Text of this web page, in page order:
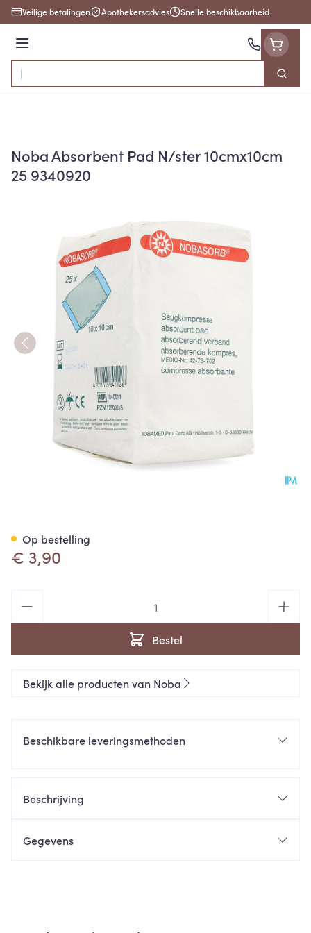
Ga naar de inhoud
Veilige betalingen Apothekersadvies Snelle beschikbaarheid
Menu
Product, merk, categorie...
Zoek
Noba Absorbent Pad N/ster 10cmx10cm
25 9340920
€ 3,90
Bestel
Op bestelling
Bekijk alle producten van Noba
Beschikbare leveringsmethoden
Beschrijving
Gegevens